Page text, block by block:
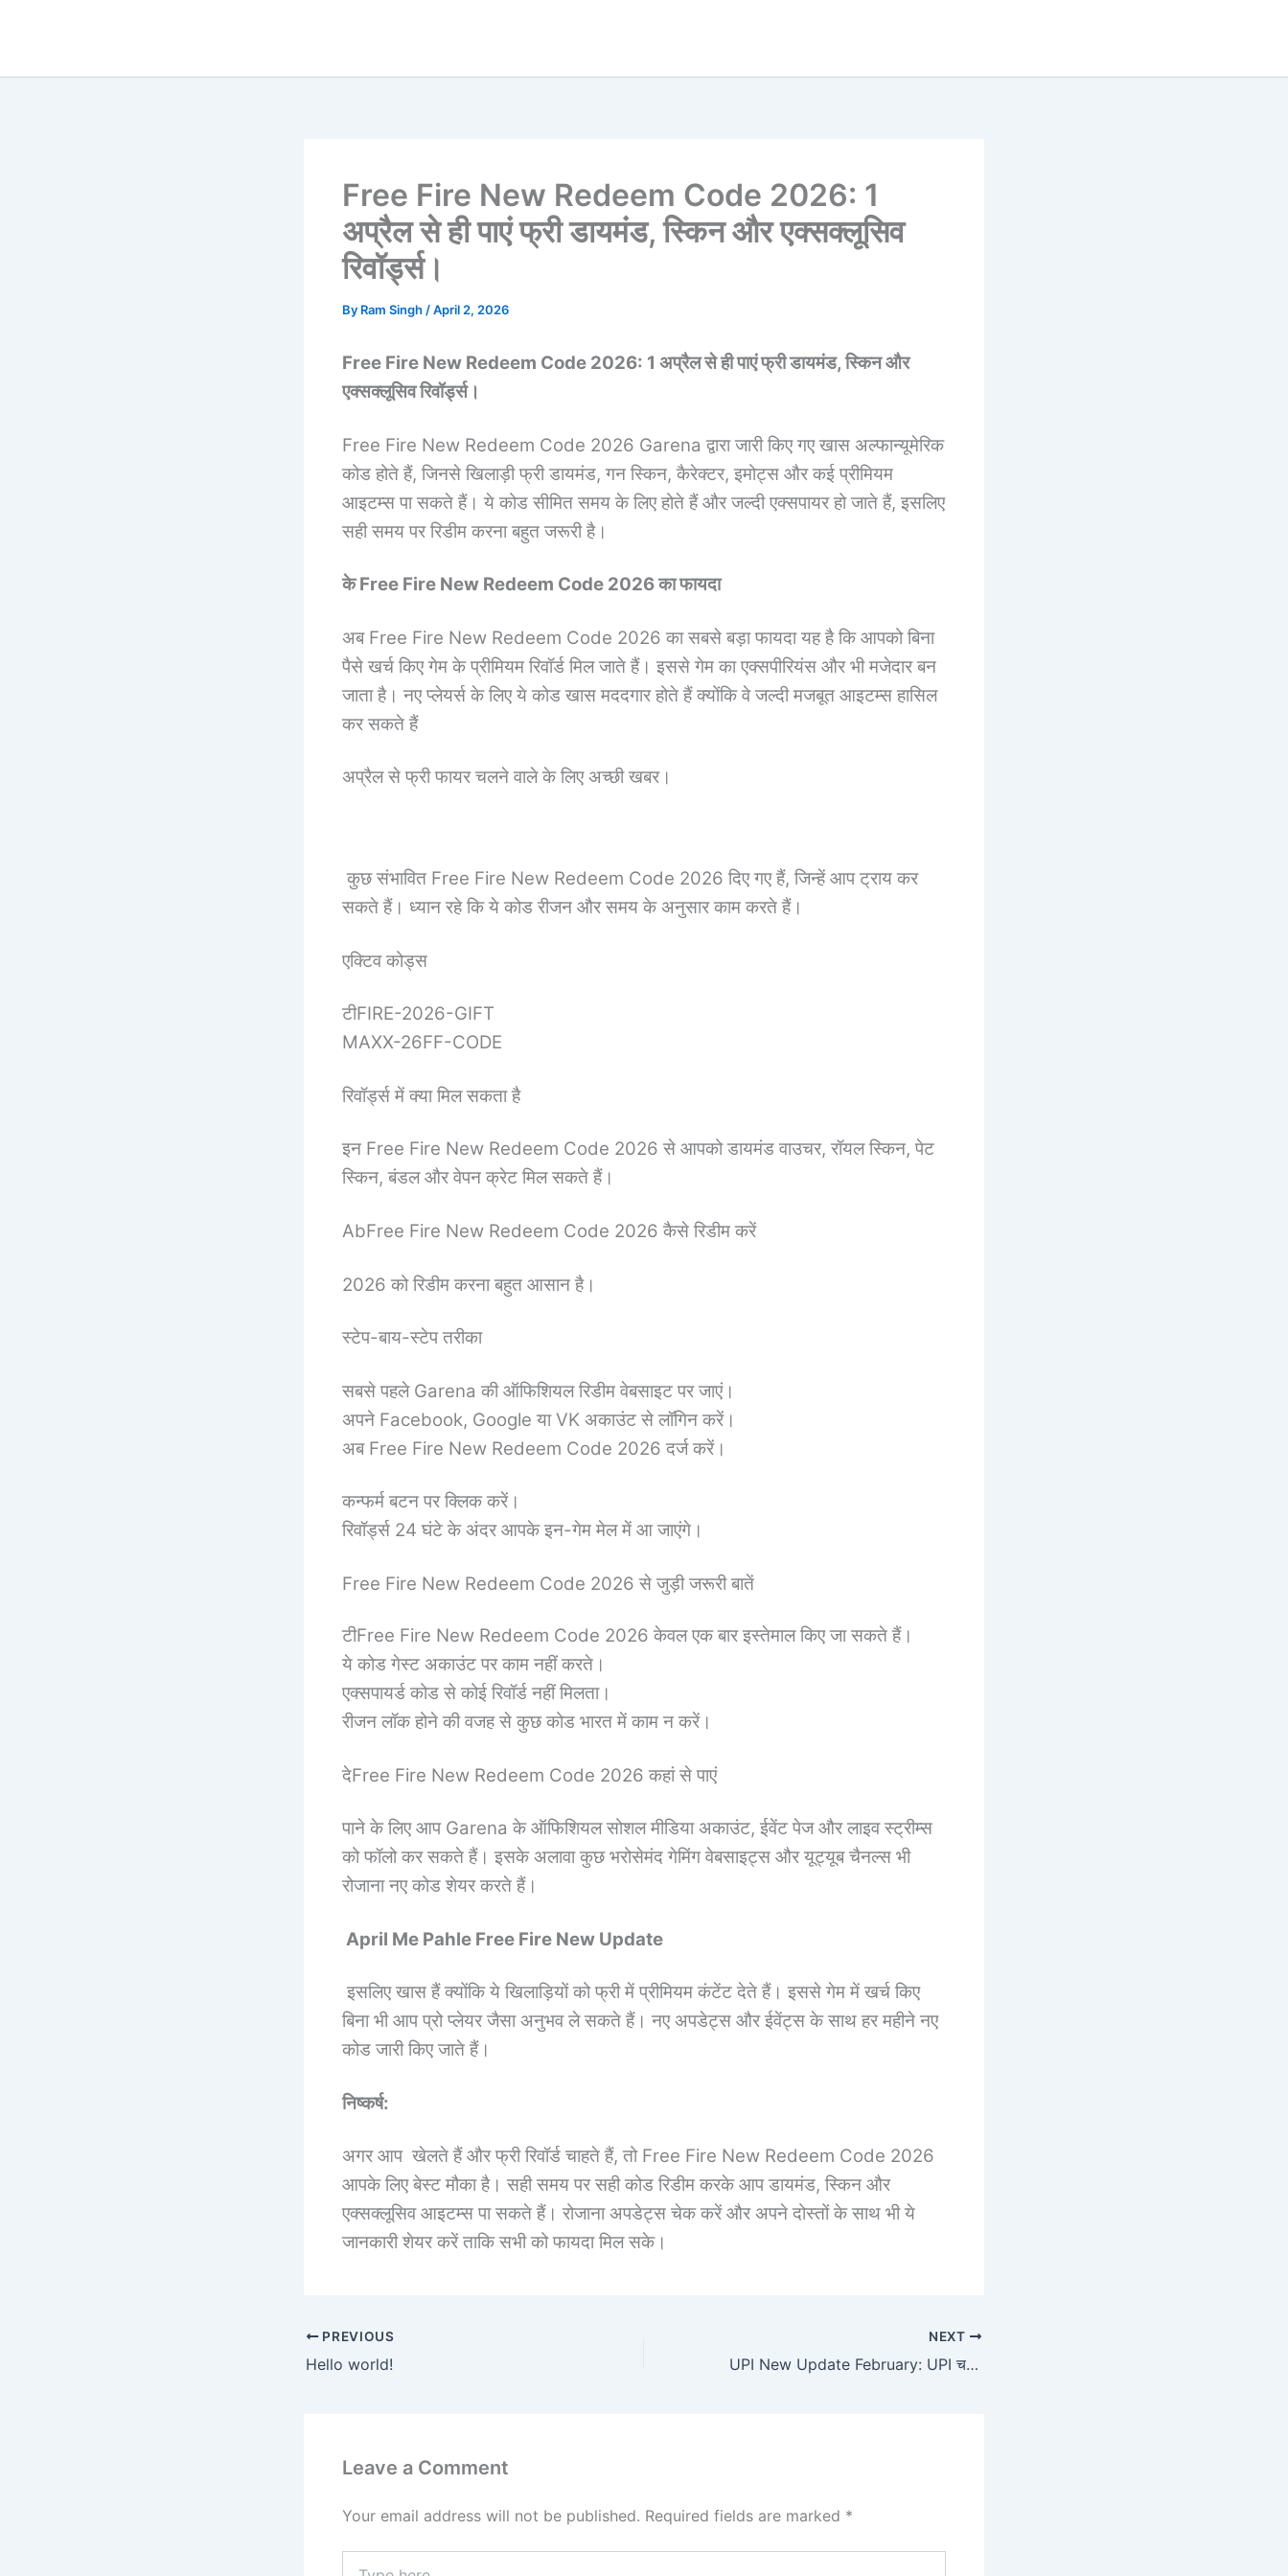
Free Fire New Redeem Code 2026: 1
अप्रैल से ही पाएं फ्री डायमंड, स्किन और एक्सक्लूसिव
रिवॉर्ड्स।
By Ram Singh /April 2, 2026
Free Fire New Redeem Code 2026: 1 अप्रैल से ही पाएं फ्री डायमंड, स्किन और
एक्सक्लूसिव रिवॉर्ड्स।
Free Fire New Redeem Code 2026 Garena द्वारा जारी किए गए खास अल्फान्यूमेरिक
कोड होते हैं, जिनसे खिलाड़ी फ्री डायमंड, गन स्किन, कैरेक्टर, इमोट्स और कई प्रीमियम
आइटम्स पा सकते हैं। ये कोड सीमित समय के लिए होते हैं और जल्दी एक्सपायर हो जाते हैं, इसलिए
सही समय पर रिडीम करना बहुत जरूरी है।
के Free Fire New Redeem Code 2026 का फायदा
अब Free Fire New Redeem Code 2026 का सबसे बड़ा फायदा यह है कि आपको बिना
पैसे खर्च किए गेम के प्रीमियम रिवॉर्ड मिल जाते हैं। इससे गेम का एक्सपीरियंस और भी मजेदार बन
जाता है। नए प्लेयर्स के लिए ये कोड खास मददगार होते हैं क्योंकि वे जल्दी मजबूत आइटम्स हासिल
कर सकते हैं
अप्रैल से फ्री फायर चलने वाले के लिए अच्छी खबर।
कुछ संभावित Free Fire New Redeem Code 2026 दिए गए हैं, जिन्हें आप ट्राय कर
सकते हैं। ध्यान रहे कि ये कोड रीजन और समय के अनुसार काम करते हैं।
एक्टिव कोड्स
टीFIRE-2026-GIFT
MAXX-26FF-CODE
रिवॉर्ड्स में क्या मिल सकता है
इन Free Fire New Redeem Code 2026 से आपको डायमंड वाउचर, रॉयल स्किन, पेट
स्किन, बंडल और वेपन क्रेट मिल सकते हैं।
AbFree Fire New Redeem Code 2026 कैसे रिडीम करें
2026 को रिडीम करना बहुत आसान है।
स्टेप-बाय-स्टेप तरीका
सबसे पहले Garena की ऑफिशियल रिडीम वेबसाइट पर जाएं।
अपने Facebook, Google या VK अकाउंट से लॉगिन करें।
अब Free Fire New Redeem Code 2026 दर्ज करें।
कन्फर्म बटन पर क्लिक करें।
रिवॉर्ड्स 24 घंटे के अंदर आपके इन-गेम मेल में आ जाएंगे।
Free Fire New Redeem Code 2026 से जुड़ी जरूरी बातें
टीFree Fire New Redeem Code 2026 केवल एक बार इस्तेमाल किए जा सकते हैं।
ये कोड गेस्ट अकाउंट पर काम नहीं करते।
एक्सपायर्ड कोड से कोई रिवॉर्ड नहीं मिलता।
रीजन लॉक होने की वजह से कुछ कोड भारत में काम न करें।
देFree Fire New Redeem Code 2026 कहां से पाएं
पाने के लिए आप Garena के ऑफिशियल सोशल मीडिया अकाउंट, ईवेंट पेज और लाइव स्ट्रीम्स
को फॉलो कर सकते हैं। इसके अलावा कुछ भरोसेमंद गेमिंग वेबसाइट्स और यूट्यूब चैनल्स भी
रोजाना नए कोड शेयर करते हैं।
April Me Pahle Free Fire New Update
इसलिए खास हैं क्योंकि ये खिलाड़ियों को फ्री में प्रीमियम कंटेंट देते हैं। इससे गेम में खर्च किए
बिना भी आप प्रो प्लेयर जैसा अनुभव ले सकते हैं। नए अपडेट्स और ईवेंट्स के साथ हर महीने नए
कोड जारी किए जाते हैं।
निष्कर्ष:
अगर आप खेलते हैं और फ्री रिवॉर्ड चाहते हैं, तो Free Fire New Redeem Code 2026
आपके लिए बेस्ट मौका है। सही समय पर सही कोड रिडीम करके आप डायमंड, स्किन और
एक्सक्लूसिव आइटम्स पा सकते हैं। रोजाना अपडेट्स चेक करें और अपने दोस्तों के साथ भी ये
जानकारी शेयर करें ताकि सभी को फायदा मिल सके।
PREVIOUS
Hello world!
NEXT
UPI New Update February: UPI चलने वाले के लिए 1 अप्रैल से बदल गया नियम पेमेंट के बाद स्क्रीन पर दिखेगा।अकाउंट बैलेंस।
Leave a Comment
Your email address will not be published. Required fields are marked *